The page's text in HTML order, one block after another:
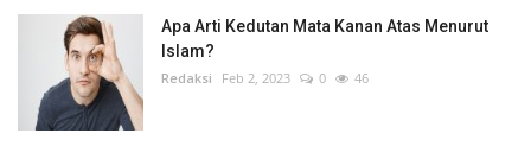
Apa Arti Kedutan Mata Kanan Atas Menurut
Islam?
Redaksi Feb 2, 2023 0 46